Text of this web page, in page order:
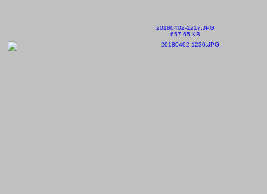
20180402-1217.JPG
657.65 KB